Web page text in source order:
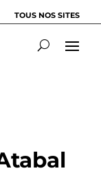
TOUS NOS SITES